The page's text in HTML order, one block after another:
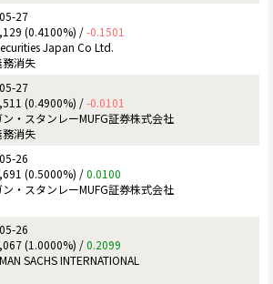
27
(0.4100%) /-0.1501
Japan Co Ltd.
消失
27
(0.4900%) /-0.0101
ン・スタンレーMUFG証券株式会社
消失
26
(0.5000%) /0.0100
ン・スタンレーMUFG証券株式会社
26
(1.0000%) /0.2099
SACHS INTERNATIONAL